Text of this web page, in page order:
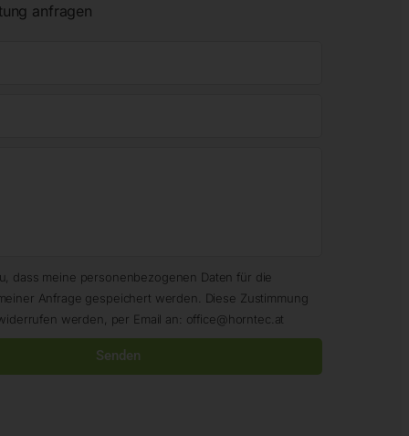
anfragen
dass meine personenbezogenen Daten für die
Anfrage gespeichert werden. Diese Zustimmung
werden, per Email an: office@horntec.at
Senden